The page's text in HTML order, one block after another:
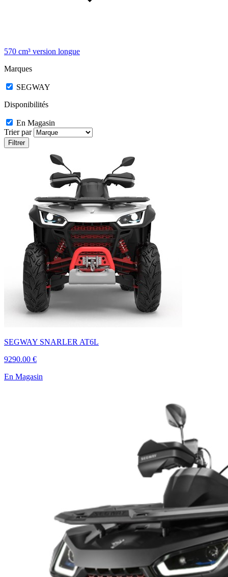
570 cm³ version longue
Marques
SEGWAY
Disponibilités
En Magasin
Trier par
Filtrer
SEGWAY SNARLER AT6L
9290.00 €
En Magasin